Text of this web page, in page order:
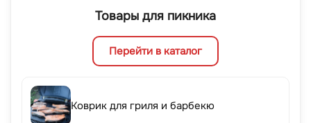
Товары для пикника
Перейти в каталог
Коврик для гриля и барбекю